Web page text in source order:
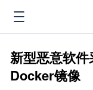
新型恶意软
Docker镜像